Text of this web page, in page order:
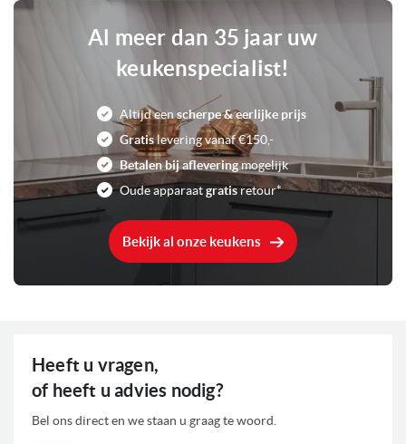
Voorraad
Al meer dan 35 jaar uw
keukenspecialist!
Altijd eenscherpe & eerlijke prijs
Gratislevering vanaf €150,-
Betalen bij afleveringmogelijk
Oude apparaatgratisretour*
Bekijk al onze keukens
Heeft u vragen,
of heeft u advies nodig?
Bel ons direct en we staan u graag te woord.